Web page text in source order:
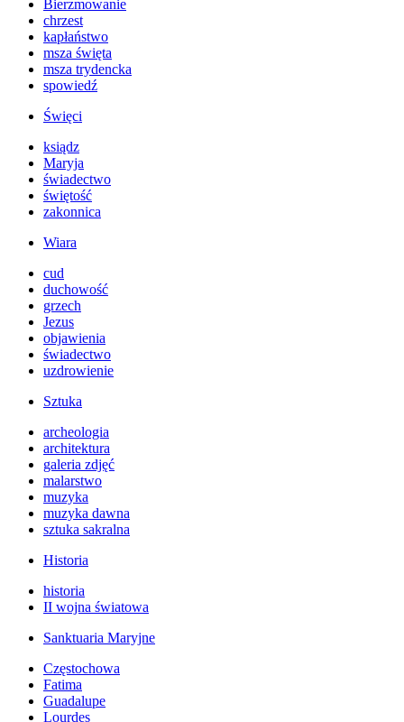
Bierzmowanie
chrzest
kapłaństwo
msza święta
msza trydencka
spowiedź
Święci
ksiądz
Maryja
świadectwo
świętość
zakonnica
Wiara
cud
duchowość
grzech
Jezus
objawienia
świadectwo
uzdrowienie
Sztuka
archeologia
architektura
galeria zdjęć
malarstwo
muzyka
muzyka dawna
sztuka sakralna
Historia
historia
II wojna światowa
Sanktuaria Maryjne
Częstochowa
Fatima
Guadalupe
Lourdes